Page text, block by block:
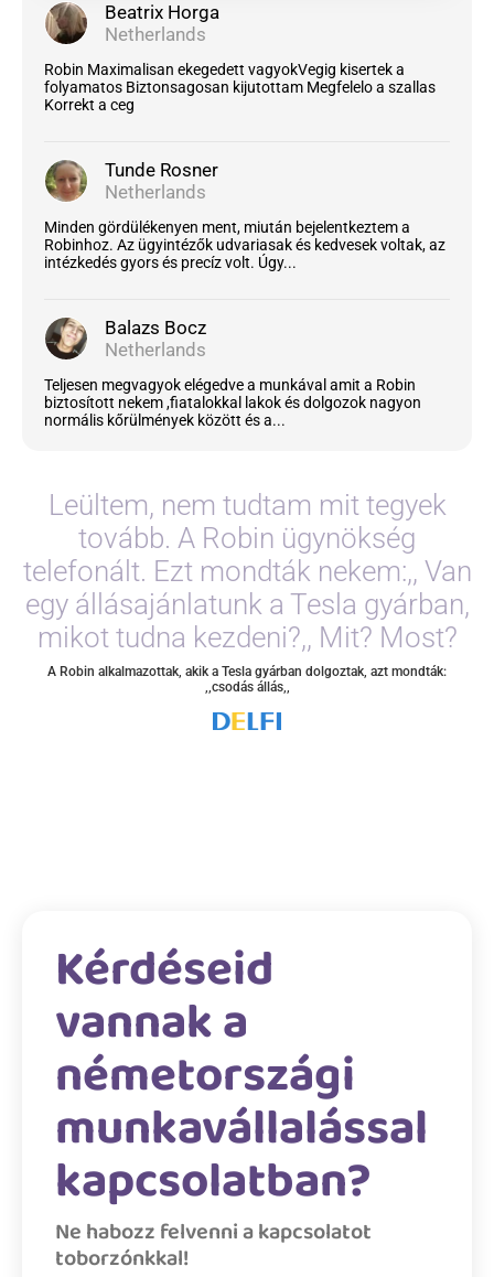
Beatrix Horga
Netherlands
Robin Maximalisan ekegedett vagyokVegig kisertek a
folyamatos Biztonsagosan kijutottam Megfelelo a szallas
Korrekt a ceg
Tunde Rosner
Netherlands
Minden gördülékenyen ment, miután bejelentkeztem a
Robinhoz. Az ügyintézők udvariasak és kedvesek voltak, az
intézkedés gyors és precíz volt. Úgy...
Balazs Bocz
Netherlands
Teljesen megvagyok elégedve a munkával amit a Robin
biztosított nekem ,fiatalokkal lakok és dolgozok nagyon
normális kőrülmények között és a...
Leültem, nem tudtam mit tegyek
tovább. A Robin ügynökség
telefonált. Ezt mondták nekem:,, Van
egy állásajánlatunk a Tesla gyárban,
mikot tudna kezdeni?,, Mit? Most?
A Robin alkalmazottak, akik a Tesla gyárban dolgoztak, azt mondták:
,,csodás állás,,
Kérdéseid
vannak a
németországi
munkavállalással
kapcsolatban?
Ne habozz felvenni a kapcsolatot
toborzónkkal!